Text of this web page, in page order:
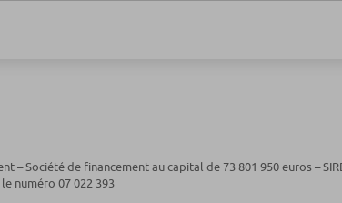
Société de financement au capital de 73 801 950 euros –
numéro 07 022 393